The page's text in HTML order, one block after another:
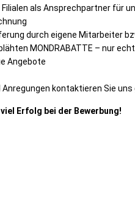
als Ansprechpartner für
durch eigene Mitarbeiter
MONDRABATTE – nur
Angebote
Anregungen kontaktieren Sie
Erfolg bei der Bewerbung!